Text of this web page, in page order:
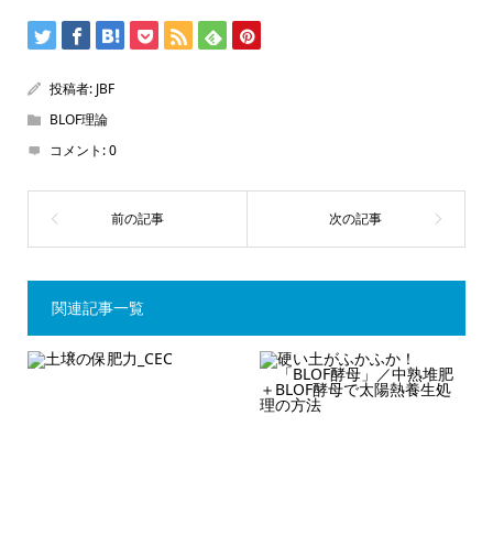
投稿者: JBF
BLOF理論
コメント:0
関連記事一覧